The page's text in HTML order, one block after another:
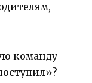
команду